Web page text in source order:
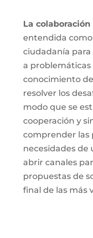
La
entendida
ciudadanía para
a problemáticas
conocimiento
resolver los
modo que se
cooperación y
comprender las
necesidades de
abrir canales
propuestas de
final de las más